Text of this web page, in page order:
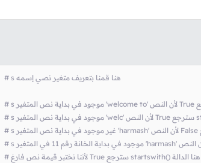
# s هنا قمنا بتعريف متغير نصي إسمه
# لأننا نختبر قيمة نص فارغ True سترجع startswith() هنا الدالة